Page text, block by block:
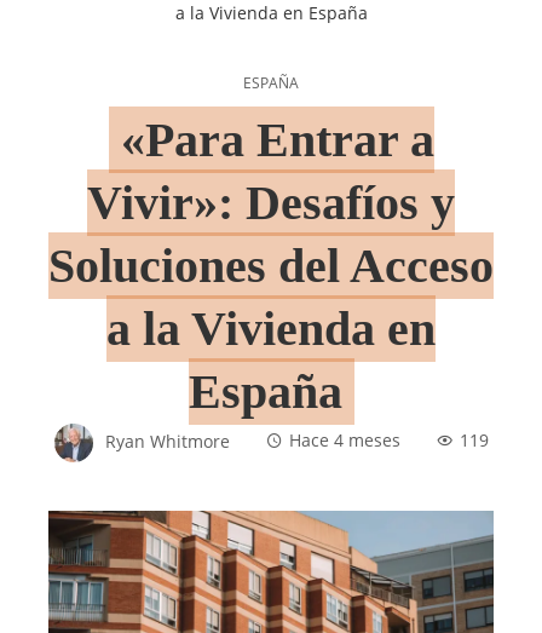
a la Vivienda en España
ESPAÑA
«Para Entrar a
Vivir»: Desafíos y
Soluciones del Acceso
a la Vivienda en
España
Ryan Whitmore Hace 4 meses 119